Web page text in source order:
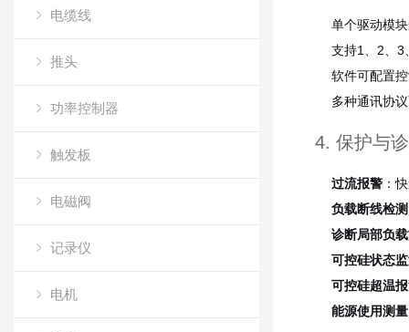
电缆线
推头
功率控制器
触发板
电磁阀
记录仪
电机
单个驱动模
支持1、2、3
软件可配置
多种通讯协
4. 保护与
过流报警：
负载断线检测
诊断局部负
可控硅状态
可控硅超温
能源使用测量